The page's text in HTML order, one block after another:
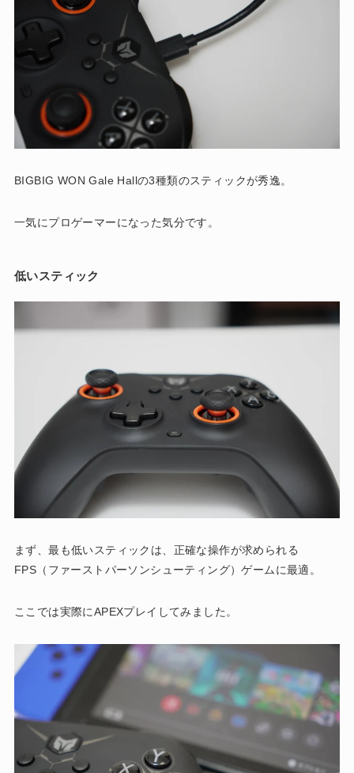
BIGBIG WON Gale Hallの3種類のスティックが秀逸。
一気にプロゲーマーになった気分です。
低いスティック
まず、最も低いスティックは、正確な操作が求められる
FPS（ファーストパーソンシューティング）ゲームに最適。
ここでは実際にAPEXプレイしてみました。